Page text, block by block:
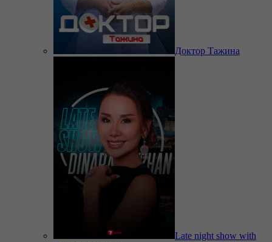
Доктор Тажина
Late night show with